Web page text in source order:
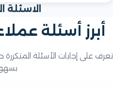
الاسئلة
أسئلة عملاء
على إجابات الأسئلة المتكررة حول
بسهولة